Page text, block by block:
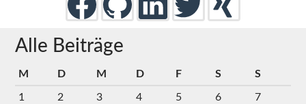
Alle Beiträge
M D M D F S S
1 2 3 4 5 6
7